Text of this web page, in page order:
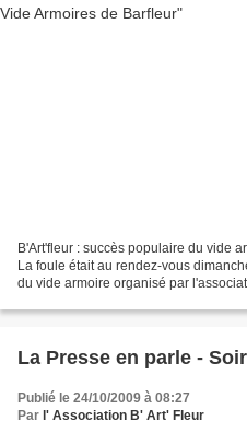
B'Art'fleur : succès populaire du vide
La foule était au rendez-vous
du vide armoire organisé par
La Presse en parle -
Publié le 24/10/2009 à 08:27
Par l' Association B' Art' Fleur